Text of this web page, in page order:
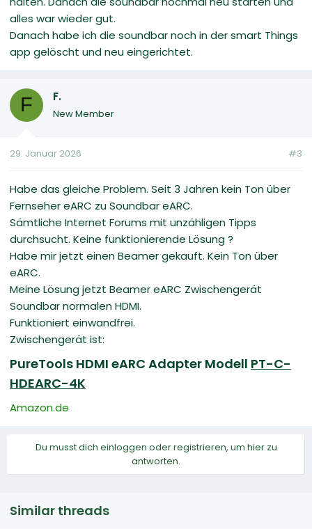
alles war wieder gut.
Danach habe ich die soundbar noch in der smart Things
app gelöscht und neu eingerichtet.
F F.
New Member
29. Januar 2026 #3
Habe das gleiche Problem. Seit 3 Jahren kein Ton über
Fernseher eARC zu Soundbar eARC.
Sämtliche Internet Forums mit unzähligen Tipps
durchsucht. Keine funktionierende Lösung ?
Habe mir jetzt einen Beamer gekauft. Kein Ton über
eARC.
Meine Lösung jetzt Beamer eARC Zwischengerät
Soundbar normalen HDMI.
Funktioniert einwandfrei.
Zwischengerät ist:
PureTools HDMI eARC Adapter Modell PT-C-
HDEARC-4K
Amazon.de
Du musst dich einloggen oder registrieren, um hier zu
antworten.
Similar threads